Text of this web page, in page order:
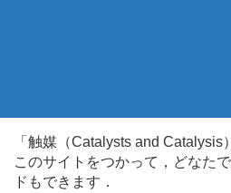
「触媒（Catalysts and
このサイトをつかって，どなた
ドもできます．